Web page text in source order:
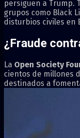
persiguen a Trump.
grupos como Black
disturbios civiles en
¿Fraude
La Open Society
cientos de millones
destinados a